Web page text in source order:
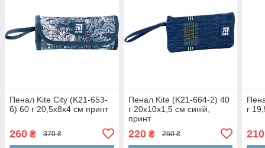
Пенал Kite City (K21-653-
6) 60 г 20,5x8x4 см принт
260 ₴ 370 ₴
Пенал Kite (K21-664-2) 40
г 20x10x1,5 см синій,
принт
220₴ 260 ₴
г
210